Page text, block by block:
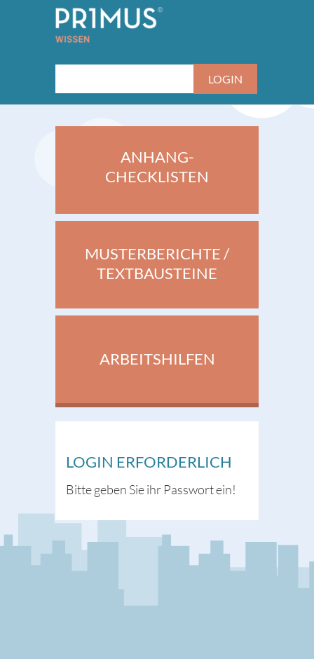
ANHANG-
CHECKLISTEN
MUSTERBERICHTE /
TEXTBAUSTEINE
ARBEITSHILFEN
LOGIN ERFORDERLICH
Bitte geben Sie ihr Passwort ein!